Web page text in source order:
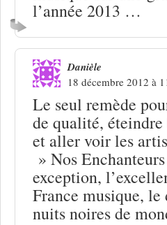
l’année 2013 …
Danièle
18 décembre 2012 à
Le seul remède
de qualité,
et aller voir les
» Nos
exception,
France musique,
nuits noires de